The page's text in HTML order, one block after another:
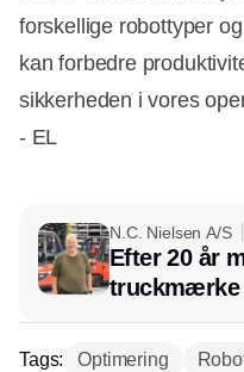
forskellige robottyper
kan forbedre
sikkerheden i vores
- EL
N.C. Nielsen A/S
Efter 20 år
truckmærke
lagerchef
hos INOX
Tags: Optimering